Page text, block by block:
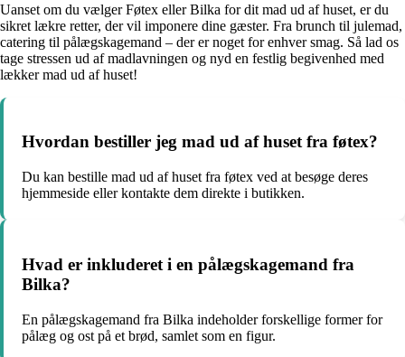
Uanset om du vælger Føtex eller Bilka for dit mad ud af huset, er du
sikret lækre retter, der vil imponere dine gæster. Fra brunch til julemad,
catering til pålægskagemand – der er noget for enhver smag. Så lad os
tage stressen ud af madlavningen og nyd en festlig begivenhed med
lækker mad ud af huset!
Hvordan bestiller jeg mad ud af huset fra føtex?
Du kan bestille mad ud af huset fra føtex ved at besøge deres
hjemmeside eller kontakte dem direkte i butikken.
Hvad er inkluderet i en pålægskagemand fra
Bilka?
En pålægskagemand fra Bilka indeholder forskellige former for
pålæg og ost på et brød, samlet som en figur.